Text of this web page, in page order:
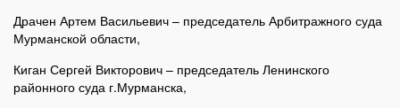
Драчен Артем Васильевич – председатель Арбитражного суда
Мурманской области,
Киган Сергей Викторович – председатель Ленинского
районного суда г.Мурманска,